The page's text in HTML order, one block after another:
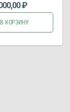
₽
В КОРЗИНУ